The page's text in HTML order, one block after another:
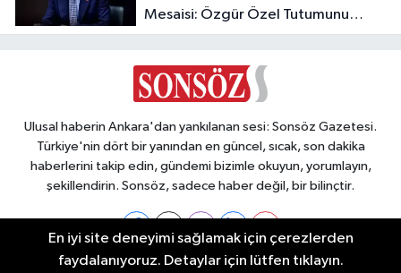
Mesaisi: Özgür Özel Tutumunu
Açıklayacak!
Ulusal haberin Ankara'dan yankılanan sesi: Sonsöz Gazetesi.
Türkiye'nin dört bir yanından en güncel, sıcak, son dakika
haberlerini takip edin, gündemi bizimle okuyun, yorumlayın,
şekillendirin. Sonsöz, sadece haber değil, bir bilinçtir.
En iyi site deneyimi sağlamak için çerezlerden
faydalanıyoruz. Detaylar için lütfen tıklayın.